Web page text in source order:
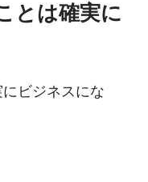
とは確実に
ビジネスにな